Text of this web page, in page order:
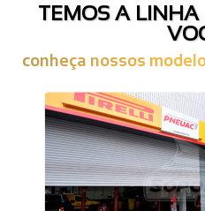
TEMOS A LINHA
conheça nossos